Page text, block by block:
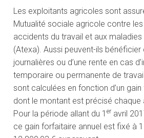
Les exploitants agricoles sont
Mutualité sociale agricole contre
accidents du travail et aux
(Atexa). Aussi peuvent-ils bénéficier
journalières ou d’une rente en cas
temporaire ou permanente de
sont calculées en fonction d’un
dont le montant est précisé chaque
Pour la période allant du 1er avril
ce gain forfaitaire annuel est fixé à